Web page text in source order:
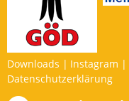
Downloads Instagram
Datenschutzerklärung